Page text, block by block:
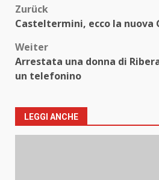
Beitragsnavigation
Zurück
Casteltermini, ecco la nuova
Weiter
Arrestata una donna di
un telefonino
LEGGI ANCHE